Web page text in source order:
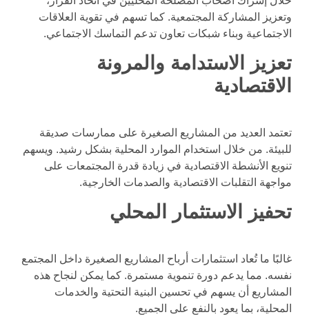
وتعزيز المشاركة المجتمعية. كما تسهم في تقوية العلاقات
الاجتماعية وبناء شبكات تعاون تدعم التماسك الاجتماعي.
تعزيز الاستدامة والمرونة
الاقتصادية
تعتمد العديد من المشاريع الصغيرة على ممارسات صديقة
للبيئة. من خلال استخدام الموارد المحلية بشكل رشيد. ويسهم
تنويع الأنشطة الاقتصادية في زيادة قدرة المجتمعات على
مواجهة التقلبات الاقتصادية والصدمات الخارجية.
تحفيز الاستثمار المحلي
غالبًا ما تُعاد استثمارات أرباح المشاريع الصغيرة داخل المجتمع
نفسه. مما يدعم دورة تنموية مستمرة. كما يمكن لنجاح هذه
المشاريع أن يسهم في تحسين البنية التحتية والخدمات
المحلية، بما يعود بالنفع على الجميع.